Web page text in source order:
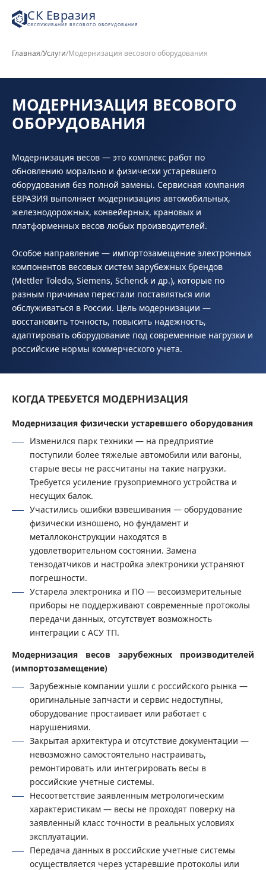
СК Евразия
ОБСЛУЖИВАНИЕ ВЕСОВОГО ОБОРУДОВАНИЯ
Главная/Услуги/Модернизация весового оборудования
МОДЕРНИЗАЦИЯ ВЕСОВОГО
ОБОРУДОВАНИЯ
Модернизация весов — это комплекс работ по
обновлению морально и физически устаревшего
оборудования без полной замены. Сервисная компания
ЕВРАЗИЯ выполняет модернизацию автомобильных,
железнодорожных, конвейерных, крановых и
платформенных весов любых производителей.
Особое направление — импортозамещение электронных
компонентов весовых систем зарубежных брендов
(Mettler Toledo, Siemens, Schenck и др.), которые по
разным причинам перестали поставляться или
обслуживаться в России. Цель модернизации —
восстановить точность, повысить надежность,
адаптировать оборудование под современные нагрузки и
российские нормы коммерческого учета.
КОГДА ТРЕБУЕТСЯ МОДЕРНИЗАЦИЯ
Модернизация физически устаревшего оборудования
Изменился парк техники — на предприятие
поступили более тяжелые автомобили или вагоны,
старые весы не рассчитаны на такие нагрузки.
Требуется усиление грузоприемного устройства и
несущих балок.
Участились ошибки взвешивания — оборудование
физически изношено, но фундамент и
металлоконструкции находятся в
удовлетворительном состоянии. Замена
тензодатчиков и настройка электроники устраняют
погрешности.
Устарела электроника и ПО — весоизмерительные
приборы не поддерживают современные протоколы
передачи данных, отсутствует возможность
интеграции с АСУ ТП.
Модернизация весов зарубежных производителей
(импортозамещение)
Зарубежные компании ушли с российского рынка —
оригинальные запчасти и сервис недоступны,
оборудование простаивает или работает с
нарушениями.
Закрытая архитектура и отсутствие документации —
невозможно самостоятельно настраивать,
ремонтировать или интегрировать весы в
российские учетные системы.
Несоответствие заявленным метрологическим
характеристикам — весы не проходят поверку на
заявленный класс точности в реальных условиях
эксплуатации.
Передача данных в российские учетные системы
осуществляется через устаревшие протоколы или